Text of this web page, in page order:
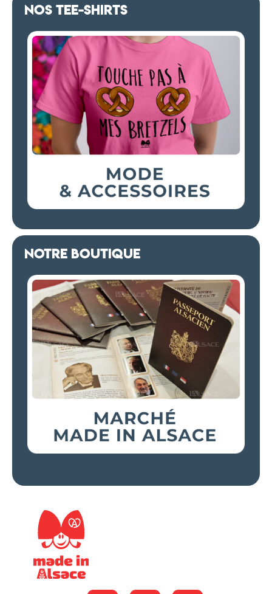
NOS TEE-SHIRTS
NOTRE BOUTIQUE